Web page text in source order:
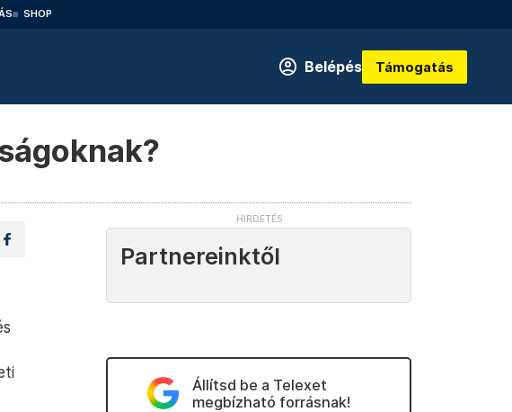
SHOP
Belépés Támogatás
Partnereinktől
Állítsd be a Telexet
megbízható forrásnak!